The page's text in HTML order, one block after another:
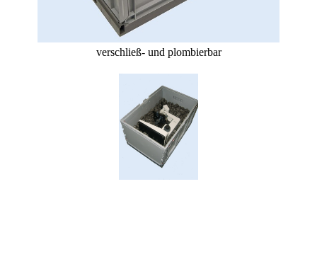
verschließ- und plombierbar